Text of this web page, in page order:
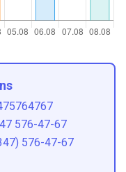
576-47-67
576-47-67